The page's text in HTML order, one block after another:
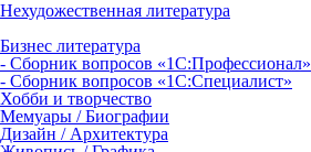
Нехудожественная литература
Бизнес литература
- Сборник вопросов «1С:Профессионал»
- Сборник вопросов «1С:Специалист»
Хобби и творчество
Мемуары / Биографии
Дизайн / Архитектура